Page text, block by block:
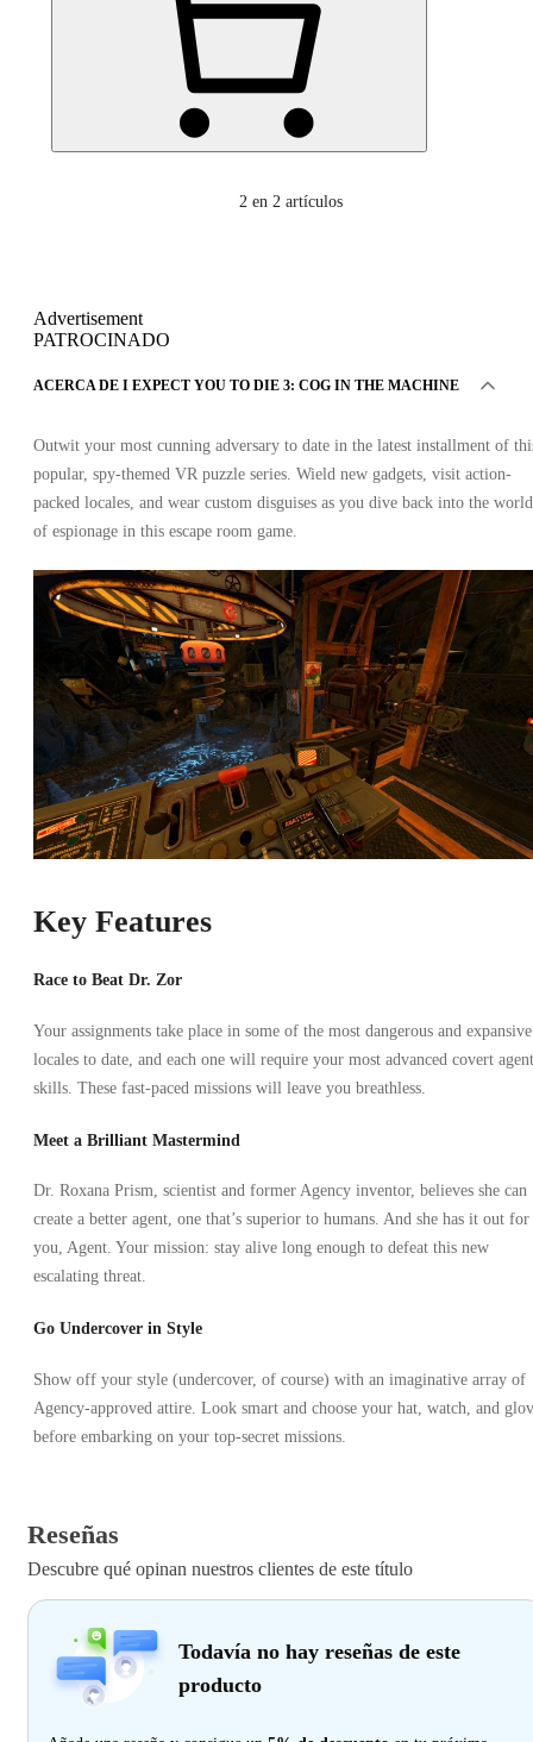
2 en 2 artículos
Advertisement
PATROCINADO
ACERCA DE I EXPECT YOU TO DIE 3: COG IN THE MACHINE
Outwit your most cunning adversary to date in the latest installment of
popular, spy-themed VR puzzle series. Wield new gadgets, visit action-
packed locales, and wear custom disguises as you dive back into the world
of espionage in this escape room game.
Key Features
Race to Beat Dr. Zor
Your assignments take place in some of the most dangerous and expansive
locales to date, and each one will require your most advanced covert agent
skills. These fast-paced missions will leave you breathless.
Meet a Brilliant Mastermind
Dr. Roxana Prism, scientist and former Agency inventor, believes she can
create a better agent, one that’s superior to humans. And she has it out for
you, Agent. Your mission: stay alive long enough to defeat this new
escalating threat.
Go Undercover in Style
Show off your style (undercover, of course) with an imaginative array of
Agency-approved attire. Look smart and choose your hat, watch, and
before embarking on your top-secret missions.
Reseñas
Descubre qué opinan nuestros clientes de este título
Todavía no hay reseñas de este
producto